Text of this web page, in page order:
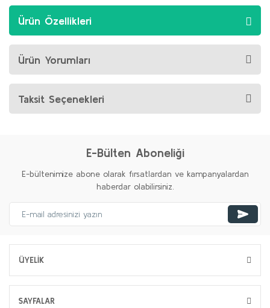
Ürün Özellikleri
Ürün Yorumları
Taksit Seçenekleri
E-Bülten Aboneliği
E-bültenimize abone olarak fırsatlardan ve kampanyalardan
haberdar olabilirsiniz.
ÜYELİK
SAYFALAR